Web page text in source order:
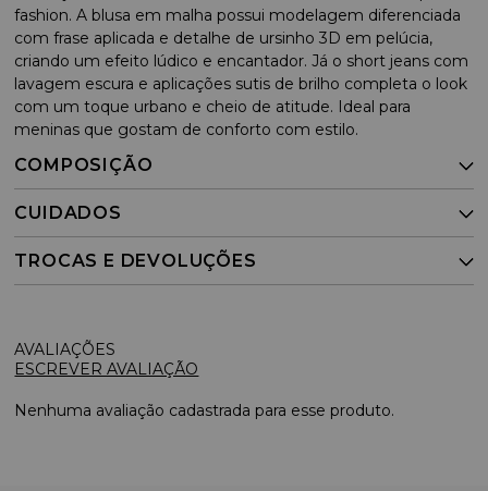
fashion. A blusa em malha possui modelagem diferenciada
com frase aplicada e detalhe de ursinho 3D em pelúcia,
criando um efeito lúdico e encantador. Já o short jeans com
lavagem escura e aplicações sutis de brilho completa o look
com um toque urbano e cheio de atitude. Ideal para
meninas que gostam de conforto com estilo.
COMPOSIÇÃO
CUIDADOS
TROCAS E DEVOLUÇÕES
ESCREVER AVALIAÇÃO
Nenhuma avaliação cadastrada para esse produto.